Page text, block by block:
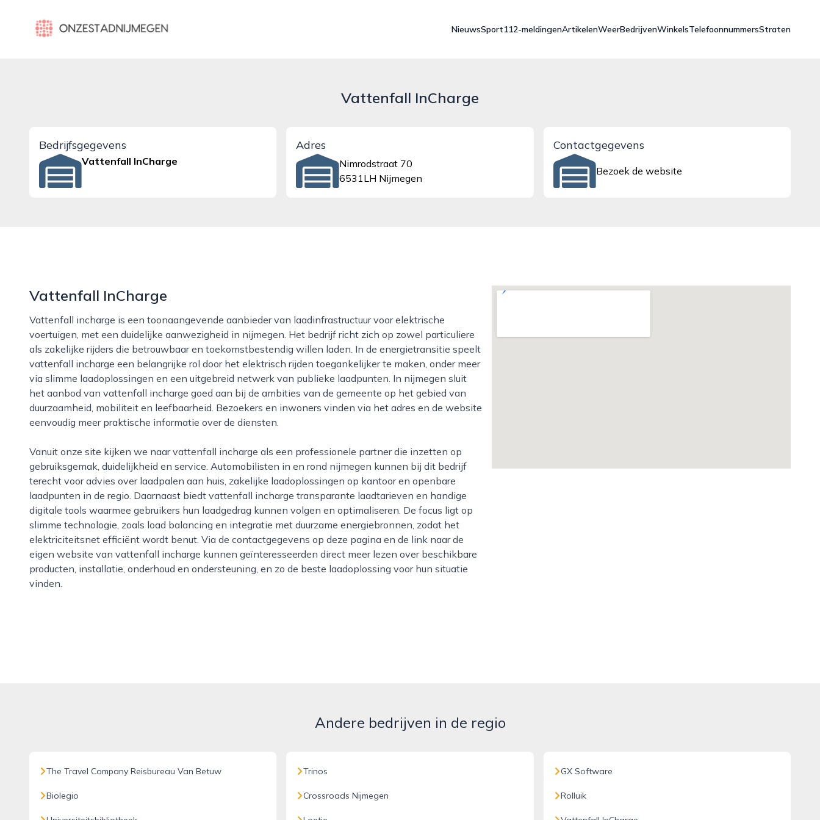
onzestadnijmegen.nl
NieuwsSport112-meldingenArtikelenWeerBedrijvenWinkelsTelefoonnummersStraten
Vattenfall InCharge
Bedrijfsgegevens
Vattenfall InCharge
Adres
Nimrodstraat 70
6531LH Nijmegen
Contactgegevens
Bezoek de website
Vattenfall InCharge
Vattenfall incharge is een toonaangevende aanbieder van laadinfrastructuur voor elektrische
voertuigen, met een duidelijke aanwezigheid in nijmegen. Het bedrijf richt zich op zowel particuliere
als zakelijke rijders die betrouwbaar en toekomstbestendig willen laden. In de energietransitie speelt
vattenfall incharge een belangrijke rol door het elektrisch rijden toegankelijker te maken, onder meer
via slimme laadoplossingen en een uitgebreid netwerk van publieke laadpunten. In nijmegen sluit
het aanbod van vattenfall incharge goed aan bij de ambities van de gemeente op het gebied van
duurzaamheid, mobiliteit en leefbaarheid. Bezoekers en inwoners vinden via het adres en de website
eenvoudig meer praktische informatie over de diensten.
Vanuit onze site kijken we naar vattenfall incharge als een professionele partner die inzetten op
gebruiksgemak, duidelijkheid en service. Automobilisten in en rond nijmegen kunnen bij dit bedrijf
terecht voor advies over laadpalen aan huis, zakelijke laadoplossingen op kantoor en openbare
laadpunten in de regio. Daarnaast biedt vattenfall incharge transparante laadtarieven en handige
digitale tools waarmee gebruikers hun laadgedrag kunnen volgen en optimaliseren. De focus ligt op
slimme technologie, zoals load balancing en integratie met duurzame energiebronnen, zodat het
elektriciteitsnet efficiënt wordt benut. Via de contactgegevens op deze pagina en de link naar de
eigen website van vattenfall incharge kunnen geïnteresseerden direct meer lezen over beschikbare
producten, installatie, onderhoud en ondersteuning, en zo de beste laadoplossing voor hun situatie
vinden.
Andere bedrijven in de regio
The Travel Company Reisbureau Van Betuw
Biolegio
Trinos
Crossroads Nijmegen
GX Software
Rolluik